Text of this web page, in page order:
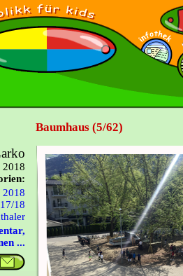
Baumhaus (5/62)
2018
2018
18
...